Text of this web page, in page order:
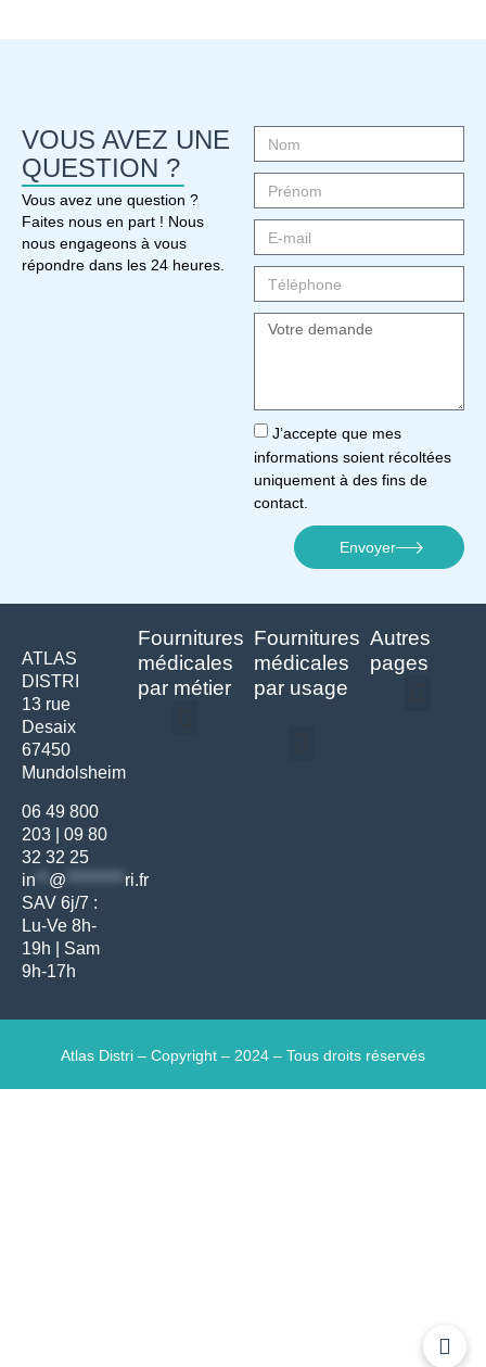
VOUS AVEZ UNE
QUESTION ?
Vous avez une question ?
Faites nous en part ! Nous
nous engageons à vous
répondre dans les 24 heures.
J’accepte que mes
informations soient récoltées
uniquement à des fins de
contact.
Envoyer
ATLAS
DISTRI
13 rue
Desaix
67450
Mundolsheim
06 49 800
203
09 80
32 32 25
in
@ ********* ri.fr
SAV 6j/7 :
Lu-Ve 8h-
19h | Sam
9h-17h
Fournitures
médicales
par métier
Fournitures
médicales
par usage
Autres
pages
Atlas Distri – Copyright – 2024 – Tous droits réservés